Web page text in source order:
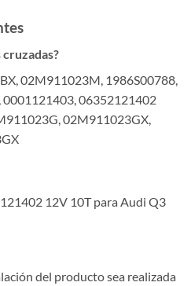
02M911023M, 1986S00788,
06352121402
02M911023GX,
12V 10T para Audi Q3
del producto sea realizada